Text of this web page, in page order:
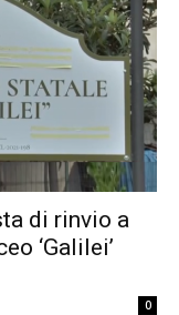
di rinvio a
‘Galilei’
0